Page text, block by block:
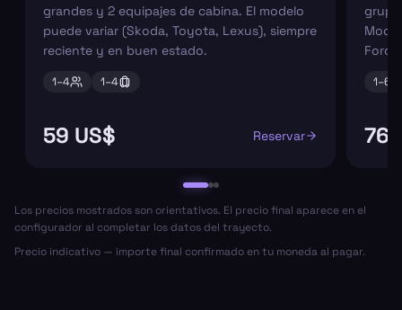
grandes y 2 equipajes de cabina. El modelo
puede variar (Skoda, Toyota, Lexus), siempre
reciente y en buen estado.
1–4 1–4
59 US$ Reservar
Ford
1–6
76
Los precios mostrados son orientativos. El precio final aparece en el
configurador al completar los datos del trayecto.
Precio indicativo — importe final confirmado en tu moneda al pagar.